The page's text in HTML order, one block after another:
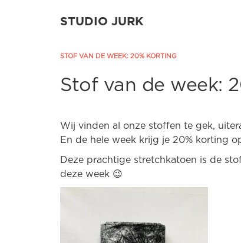
STUDIO JURK
STOF VAN DE WEEK: 20% KORTING
Stof van de week:
Wij vinden al onze stoffen te gek,
En de hele week krijg je 20% korting
Deze prachtige stretchkatoen is de
deze week 😉